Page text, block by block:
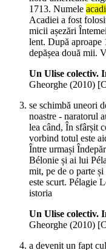
1713. Numele
Acadiei a fost
micii așezări
lent. După aproape
depășea două mii.
Un Ulise colectiv.
Gheorghe (2010)
se schimbă uneori
noastre - naratorul
lea când, În sfârșit
vorbind totul este
Între urmași
Bélonie și ai lui
mit, pe de o parte
este scurt. Pélagie
istoria
Un Ulise colectiv.
Gheorghe (2010)
a devenit un fapt